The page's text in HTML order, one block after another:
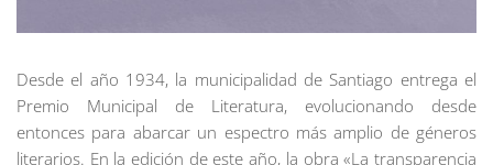
Desde el año 1934, la municipalidad de Santiago entrega el
Premio Municipal de Literatura, evolucionando desde
entonces para abarcar un espectro más amplio de géneros
literarios. En la edición de este año, la obra «La transparencia